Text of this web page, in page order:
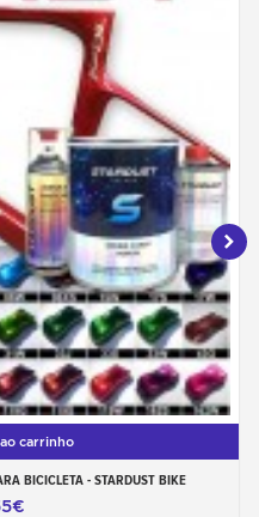
carrinho
BICICLETA - STARDUST BIKE